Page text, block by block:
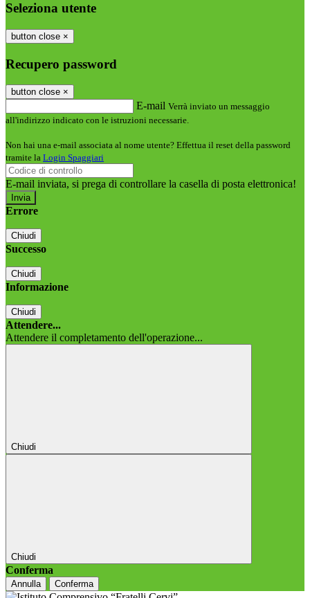
Seleziona utente
button close ×
Recupero password
button close ×
E-mail Verrà inviato un messaggio
all'indirizzo indicato con le istruzioni necessarie.
Non hai una e-mail associata al nome utente? Effettua il reset della password
tramite la Login Spaggiari
E-mail inviata, si prega di controllare la casella di posta elettronica!
Errore
Chiudi
Successo
Chiudi
Informazione
Chiudi
Attendere...
Attendere il completamento dell'operazione...
Chiudi
Chiudi
Conferma
Annulla Conferma